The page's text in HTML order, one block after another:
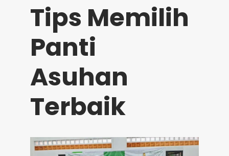
Tips Memilih
Panti
Asuhan
Terbaik